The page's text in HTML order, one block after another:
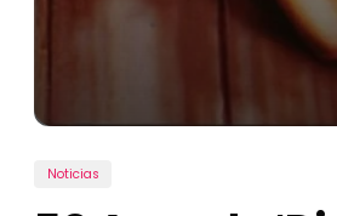
Noticias